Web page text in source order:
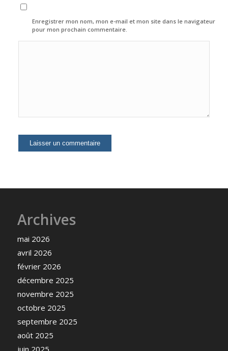
Enregistrer mon nom, mon e-mail et mon site dans le navigateur
pour mon prochain commentaire.
Archives
mai 2026
avril 2026
février 2026
décembre 2025
novembre 2025
octobre 2025
septembre 2025
août 2025
juin 2025